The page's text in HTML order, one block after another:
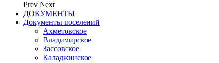
Prev Next
ДОКУМЕНТЫ
Документы поселений
Ахметовское
Владимирское
Зассовское
Каладжинское